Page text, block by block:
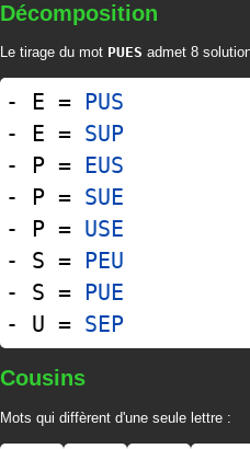
Décomposition
Le tirage du mot PUES admet 8
- E = PUS
- E = SUP
- P = EUS
- P = SUE
- P = USE
- S = PEU
- S = PUE
- U = SEP
Cousins
Mots qui diffèrent d'une seule lettre :